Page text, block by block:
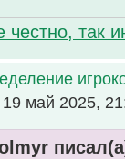
честно, так
19 май 2025,